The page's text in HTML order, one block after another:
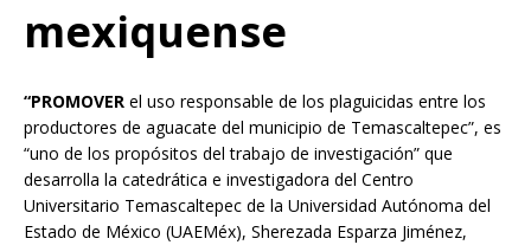
mexiquense
“PROMOVER el uso responsable de los plaguicidas entre los
productores de aguacate del municipio de Temascaltepec”, es
“uno de los propósitos del trabajo de investigación” que
desarrolla la catedrática e investigadora del Centro
Universitario Temascaltepec de la Universidad Autónoma del
Estado de México (UAEMéx), Sherezada Esparza Jiménez,